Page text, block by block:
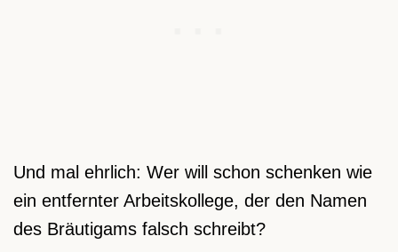
Und mal ehrlich: Wer will schon schenken wie
ein entfernter Arbeitskollege, der den Namen
des Bräutigams falsch schreibt?